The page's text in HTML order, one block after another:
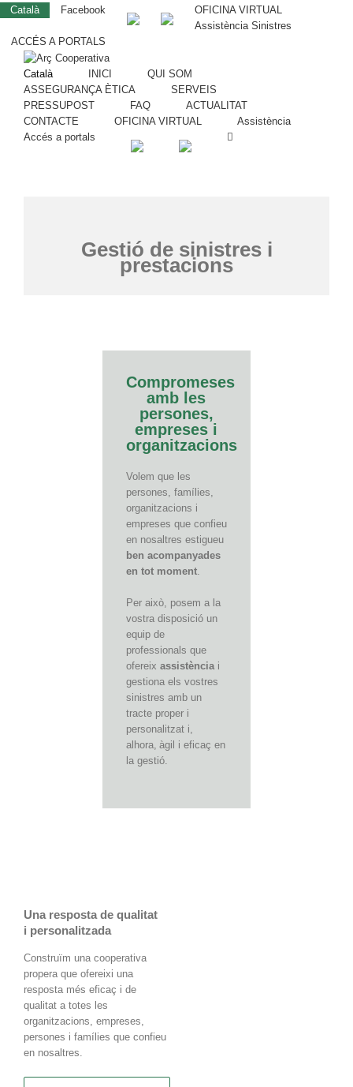
Català Facebook
OFICINA VIRTUAL
Assistència Sinistres
ACCÉS A PORTALS
Català INICI
QUI SOM
ASSEGURANÇA ÈTICA
SERVEIS
PRESSUPOST
FAQ
ACTUALITAT
CONTACTE
OFICINA VIRTUAL
Assistència
Accés a portals
Gestió de sinistres i
prestacions
Compromeses
amb les
persones,
empreses i
organitzacions
Volem que les
persones, famílies,
organitzacions i
empreses que confieu
en nosaltres estigueu
ben acompanyades
en tot moment.
Per això, posem a la
vostra disposició un
equip de
professionals que
ofereix assistènciai
gestiona els vostres
sinistres amb un
tracte proper i
personalitzat i,
alhora, àgil i eficaç en
la gestió.
Una resposta de qualitat
i personalitzada
Construïm una cooperativa
propera que ofereixi una
resposta més eficaç i de
qualitat a totes les
organitzacions, empreses,
persones i famílies que confieu
en nosaltres.